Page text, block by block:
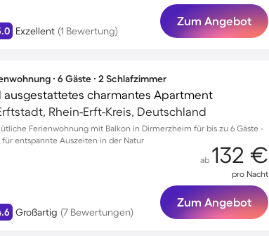
Exzellent (1 Bewertung)
Zum Angebot
∙ 6 Gäste ∙ 2 Schlafzimmer
ausgestattetes charmantes Apartment
Rhein-Erft-Kreis, Deutschland
Ferienwohnung mit Balkon in Dirmerzheim für bis zu 6 Gäste -
für entspannte Auszeiten in der Natur
Großartig (7 Bewertungen)
ab 132 €
pro Nacht
Zum Angebot